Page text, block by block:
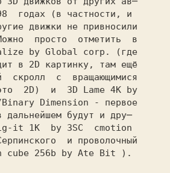
движки не привносили
просто  отметить  в
by Global corp. (где
в 2D картинку, там ещё
скролл  с  вращающимися
2D)  и  3D Lame 4K by
Binary Dimension - первое
it 1K  by ЗSC  с
и проволочный
cube 256b by Ate Bit ).